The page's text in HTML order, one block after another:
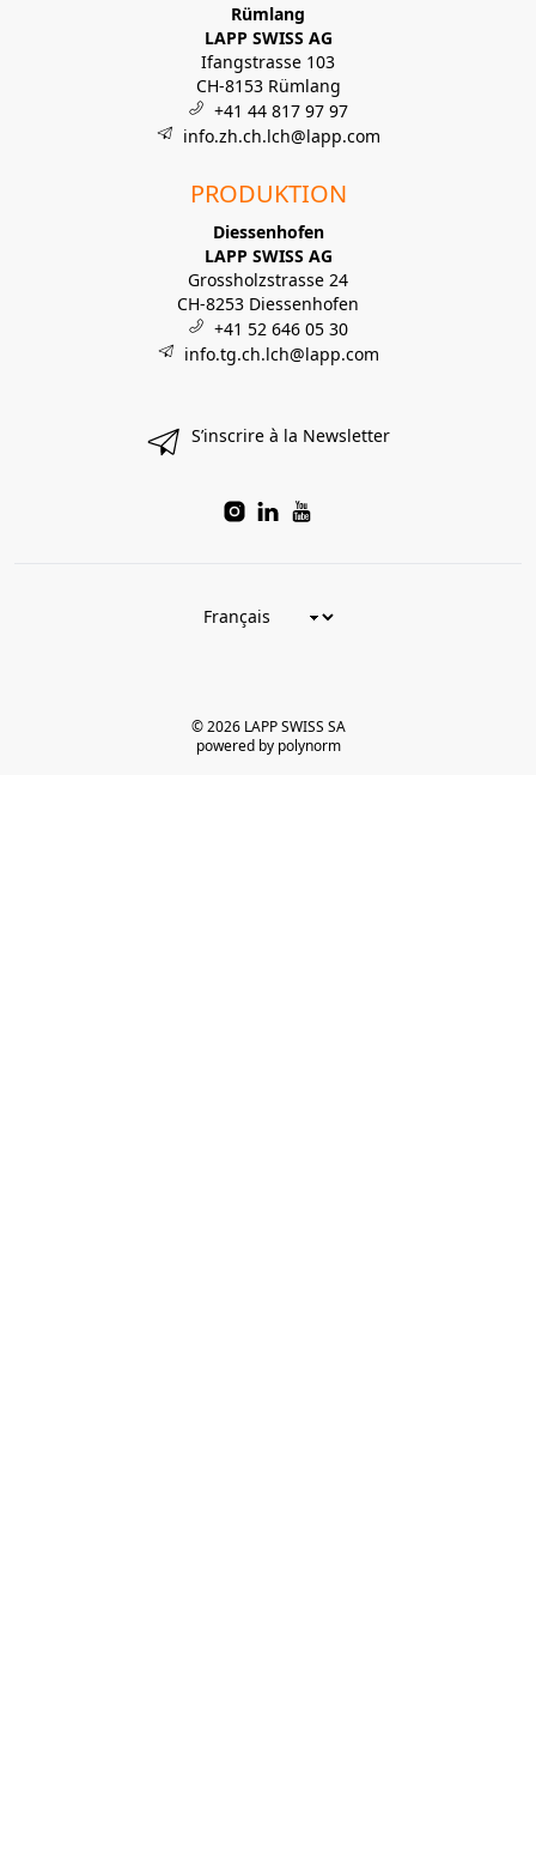
Rümlang
LAPP SWISS AG
Ifangstrasse 103
CH-8153 Rümlang
+41 44 817 97 97
info.zh.ch.lch@lapp.com
PRODUKTION
Diessenhofen
LAPP SWISS AG
Grossholzstrasse 24
CH-8253 Diessenhofen
+41 52 646 05 30
info.tg.ch.lch@lapp.com
S’inscrire à la Newsletter
© 2026 LAPP SWISS SA
powered by polynorm